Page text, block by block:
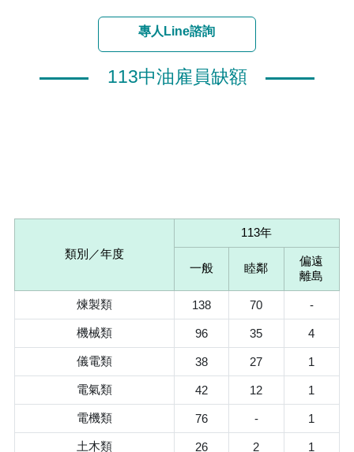
專人Line諮詢
113中油雇員缺額
類別／年度
113年
一般 睦鄰
偏遠
離島
煉製類 138 70 -
機械類 96 35 4
儀電類 38 27 1
電氣類 42 12 1
電機類 76 - 1
土木類 26 2 1